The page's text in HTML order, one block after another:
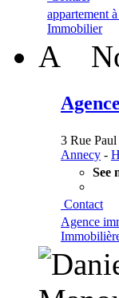
appartement
Immobilier
A
3 Rue
Annecy -
See
Contact
Agence